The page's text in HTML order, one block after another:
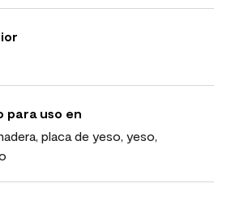
para uso en
placa de yeso, yeso,